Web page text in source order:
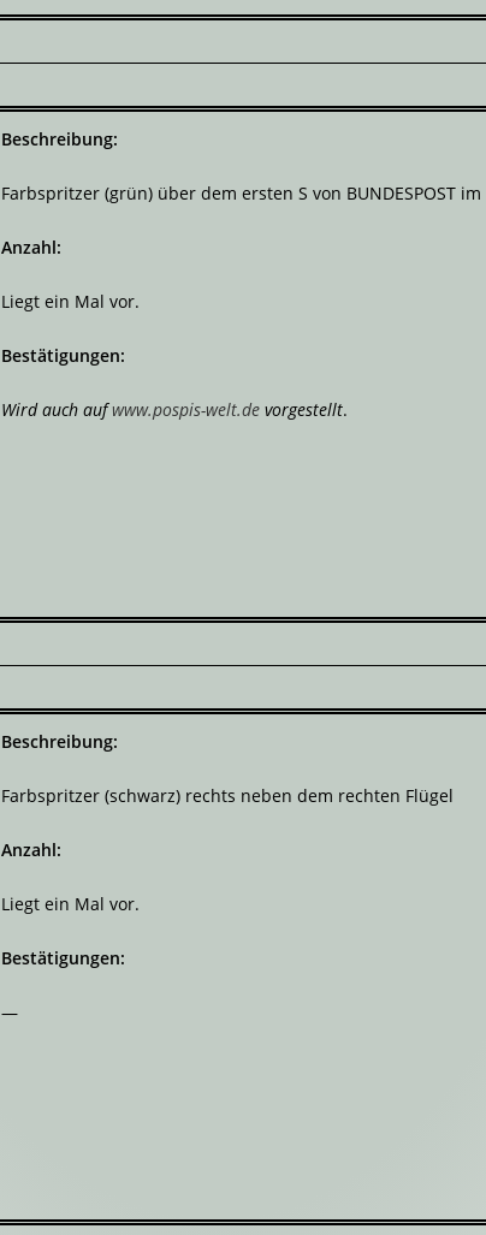
Beschreibung:
Farbspritzer (grün) über dem ersten S von BUNDESPOST im
Anzahl:
Liegt ein Mal vor.
Bestätigungen:
Wird auch aufwww.pospis-welt.devorgestellt.
Beschreibung:
Farbspritzer (schwarz) rechts neben dem rechten Flügel
Anzahl:
Liegt ein Mal vor.
Bestätigungen:
—